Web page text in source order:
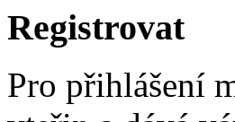
Registrovat
Pro přihlášení